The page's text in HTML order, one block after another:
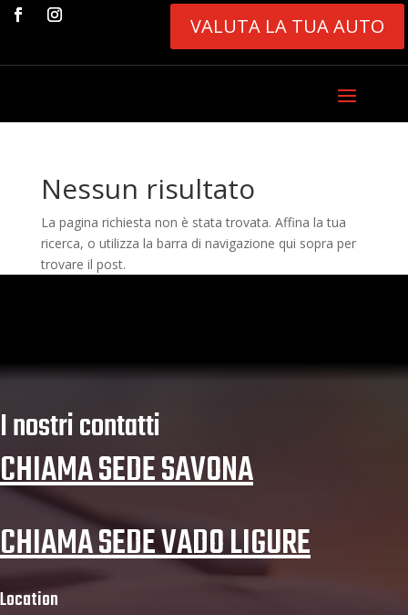
VALUTA LA TUA AUTO
Nessun risultato
La pagina richiesta non è stata trovata. Affina la tua
ricerca, o utilizza la barra di navigazione qui sopra per
trovare il post.
I nostri contatti
CHIAMA SEDE SAVONA
CHIAMA SEDE VADO LIGURE
Location